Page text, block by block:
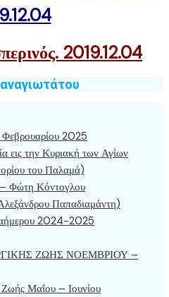
2019.12.04
2025
εις την Κυριακή των Αγίων
του Παλαμά)
Φώτη Κόντογλου
Παπαδιαμάντη)
2024-2025
ΖΩΗΣ ΝΟΕΜΒΡΙΟΥ –
Μαΐου – Ιουνίου